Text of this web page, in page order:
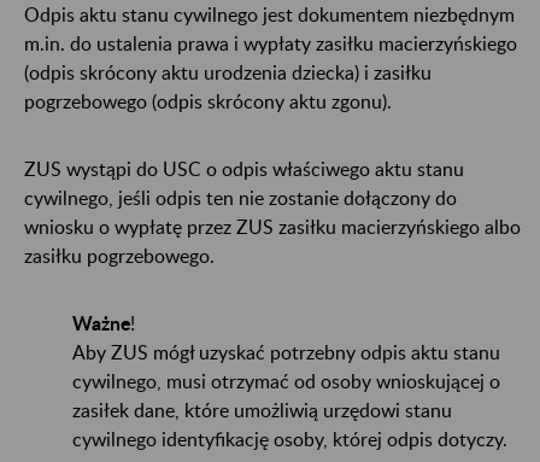
Odpis aktu stanu cywilnego jest dokumentem niezbędnym
m.in. do ustalenia prawa i wypłaty zasiłku macierzyńskiego
(odpis skrócony aktu urodzenia dziecka) i zasiłku
pogrzebowego (odpis skrócony aktu zgonu).
ZUS wystąpi do USC o odpis właściwego aktu stanu
cywilnego, jeśli odpis ten nie zostanie dołączony do
wniosku o wypłatę przez ZUS zasiłku macierzyńskiego albo
zasiłku pogrzebowego.
Ważne!
Aby ZUS mógł uzyskać potrzebny odpis aktu stanu
cywilnego, musi otrzymać od osoby wnioskującej o
zasiłek dane, które umożliwią urzędowi stanu
cywilnego identyfikację osoby, której odpis dotyczy.